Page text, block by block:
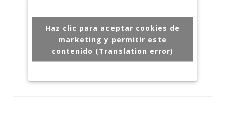
Haz clic para aceptar cookies de
marketing y permitir este
contenido (Translation error)